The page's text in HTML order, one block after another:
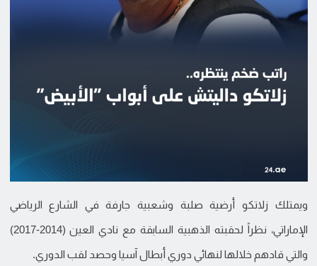
ويمتلك زلاتكو أرضية صلبة وشعبية جارفة في الشارع الرياضي
الإماراتي، نظراً لحقبته الذهبية السابقة مع نادي العين (2014-2017)
والتي قادهم خلالها لنهائي دوري أبطال آسيا وحصد لقب الدوري.